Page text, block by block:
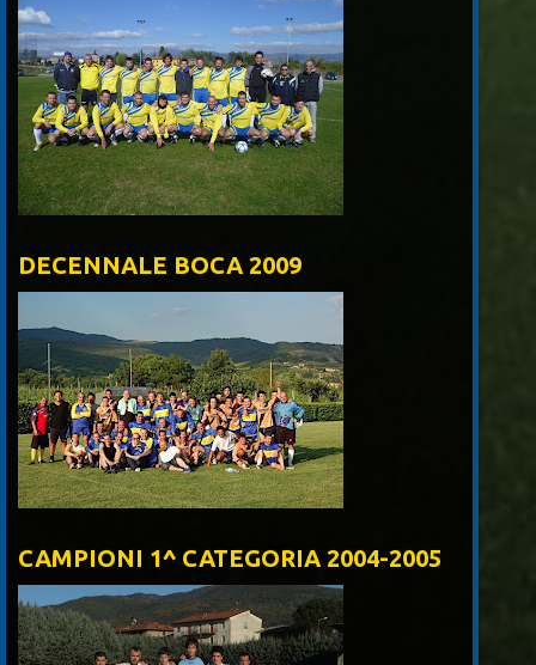
DECENNALE BOCA 2009
CAMPIONI 1^ CATEGORIA 2004-2005